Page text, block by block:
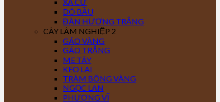
DÓ BẦU
ĐÀN HƯƠNG TRẮNG
CÂY LÂM NGHIỆP 2
GÁO VÀNG
GÁO TRẮNG
ME TÂY
KEO LAI
TRÀM BÔNG VÀNG
NGỌC LAN
PHƯỢNG VĨ